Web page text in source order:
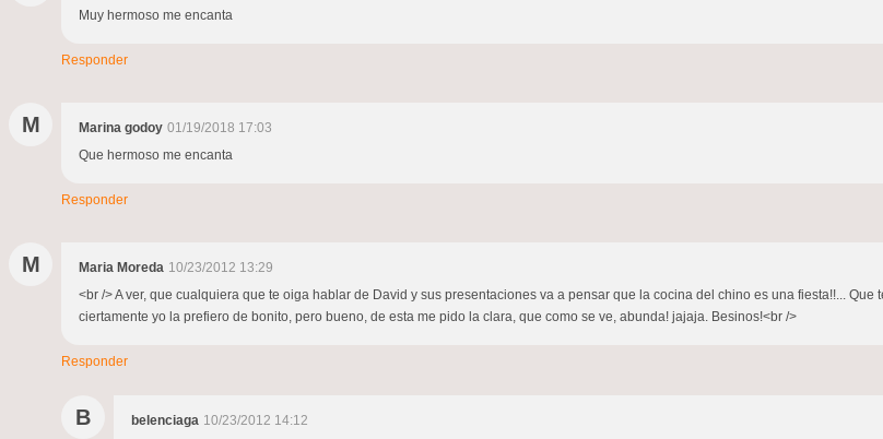
Muy hermoso me encanta
Responder
M Marina godoy 01/19/2018 17:03
Que hermoso me encanta
Responder
M Maria Moreda 10/23/2012 13:29
<br /> A ver, que cualquiera que te oiga hablar de David y sus presentaciones va a pensar que la cocina del chino es una fiesta!!...
ciertamente yo la prefiero de bonito, pero bueno, de esta me pido la clara, que como se ve, abunda! jajaja. Besinos!<br />
Responder
B belenciaga 10/23/2012 14:12